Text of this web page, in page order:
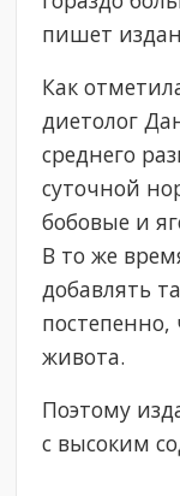
пишет
Как
диетолог
среднего
суточной
бобовые и
В то же
добавлять
постепенно,
живота.
Поэтому
с высоким